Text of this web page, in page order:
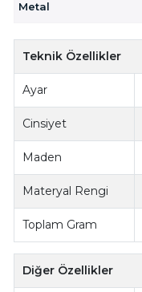
Metal
Teknik Özellikler
Ayar
Cinsiyet
Maden
Materyal Rengi
Toplam Gram
Diğer Özellikler